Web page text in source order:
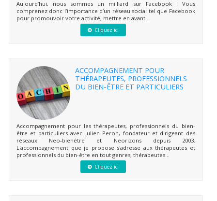
Aujourd’hui, nous sommes un milliard sur Facebook ! Vous
comprenez donc l’importance d’un réseau social tel que Facebook
pour promouvoir votre activité, mettre en avant...
Cliquez ici
ACCOMPAGNEMENT POUR
THÉRAPEUTES, PROFESSIONNELS
DU BIEN-ÊTRE ET PARTICULIERS
Accompagnement pour les thérapeutes, professionnels du bien-
être et particuliers avec Julien Peron, fondateur et dirigeant des
réseaux Neo-bienêtre et Neorizons depuis 2003.
L'accompagnement que je propose s'adresse aux thérapeutes et
professionnels du bien-être en tout genres, thérapeutes...
Cliquez ici